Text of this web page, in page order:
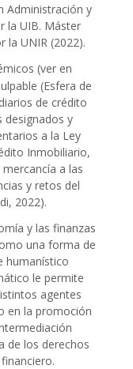
Administración y
la UIB. Máster
la UNIR (2022).
(ver en
(Esfera de
de crédito
designados y
a la Ley
Inmobiliario,
a las
y retos del
2022).
y las finanzas
una forma de
humanístico
le permite
agentes
en la promoción
de los derechos